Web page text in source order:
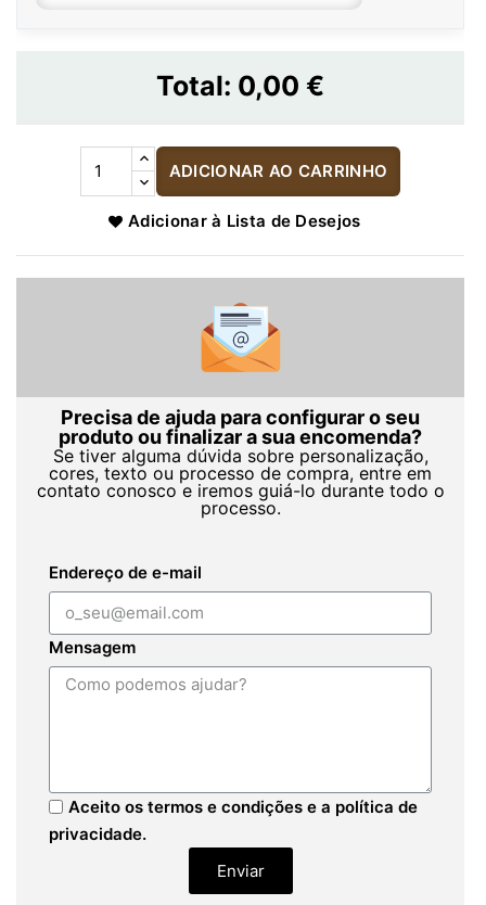
Total: 0,00 €
ADICIONAR AO CARRINHO
Adicionar à Lista de Desejos
Precisa de ajuda para configurar o seu
produto ou finalizar a sua encomenda?
Se tiver alguma dúvida sobre personalização,
cores, texto ou processo de compra, entre em
contato conosco e iremos guiá-lo durante todo o
processo.
Endereço de e-mail
Mensagem
Aceito os termos e condições e a política de
privacidade.
Enviar